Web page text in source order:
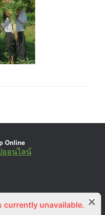
Online
อนไลน์
Cafe
currently unavailable.